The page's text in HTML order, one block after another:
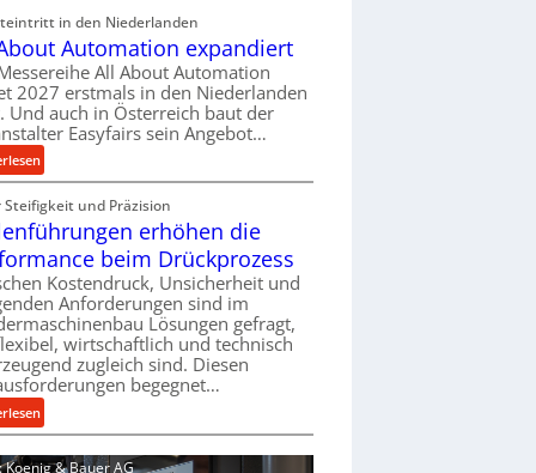
r
s
o
r
g
u
n
g
e
n
t
p
a
n
n
t
s
i
c
c
h
i
n
e
n
a
u
-
B
e
s
t
e
l
l
n
in den Niederlanden
Automation expandiert
All About Automation
2027 erstmals in den Niederlanden
Und auch in Österreich baut der
Easyfairs sein Angebot…
:
A
l
l
b
o
u
t
A
u
t
o
m
Steifigkeit und Präzision
erhöhen die
beim Drückprozess
Kostendruck, Unsicherheit und
Anforderungen sind im
Lösungen gefragt,
wirtschaftlich und technisch
zugleich sind. Diesen
begegnet…
:
R
o
Koenig & Bauer AG